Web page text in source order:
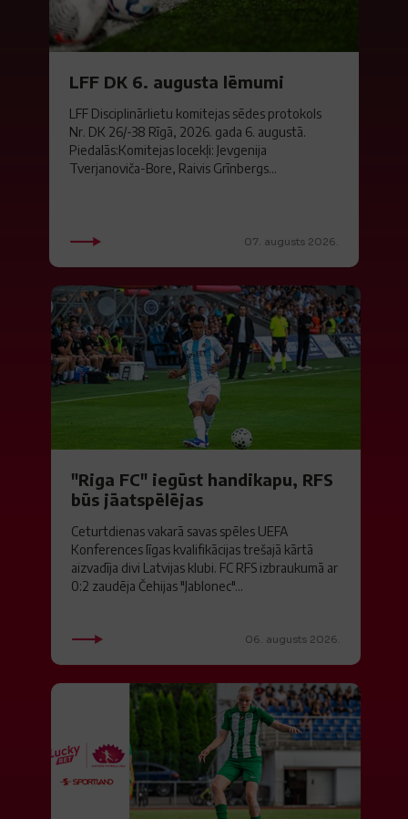
LFF DK 6. augusta lēmumi
LFF Disciplinārlietu komitejas sēdes protokols
Nr. DK 26/-38 Rīgā, 2026. gada 6. augustā.
Piedalās:Komitejas locekļi: Jevgenija
Tverjanoviča-Bore, Raivis Grīnbergs...
07. augusts 2026.
"Riga FC" iegūst handikapu, RFS
būs jāatspēlējas
Ceturtdienas vakarā savas spēles UEFA
Konferences līgas kvalifikācijas trešajā kārtā
aizvadīja divi Latvijas klubi. FC RFS izbraukumā ar
0:2 zaudēja Čehijas "Jablonec"...
06. augusts 2026.